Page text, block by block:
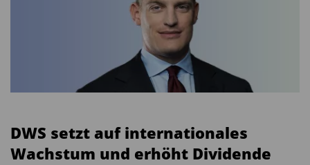
DWS setzt auf internationales
Wachstum und erhöht Dividende